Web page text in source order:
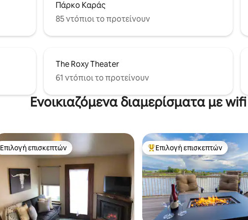
Πάρκο Καράς
85 ντόπιοι το προτείνουν
The Roxy Theater
61 ντόπιοι το προτείνουν
Ενοικιαζόμενα διαμερίσματα με wifi
Επιλογή επισκεπτών
Επιλογή επισκεπτών Κορυφαία επιλογή επισκεπτών
Επιλογή επισκεπτών